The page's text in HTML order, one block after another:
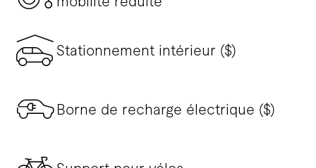
Stationnement intérieur ($)
Borne de recharge électrique ($)